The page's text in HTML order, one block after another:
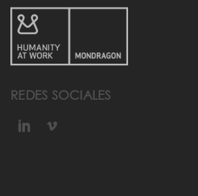
REDES SOCIALES